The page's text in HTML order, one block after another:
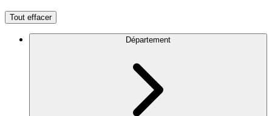
Tout effacer
Département